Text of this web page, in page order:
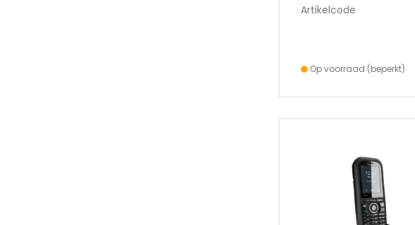
Artikelcode
Op voorraad (beperkt)